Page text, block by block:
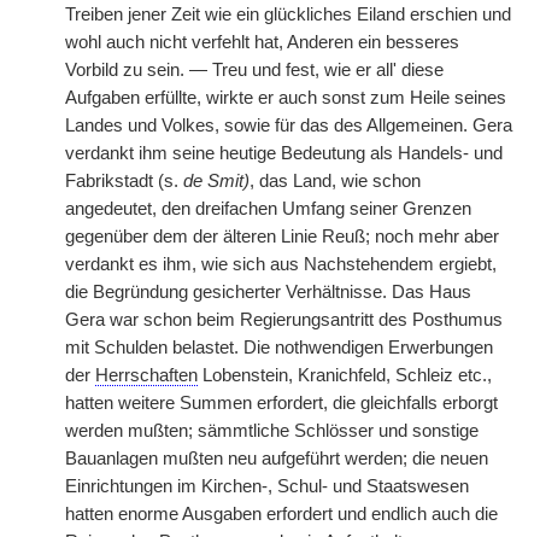
Treiben jener Zeit wie ein glückliches Eiland erschien und
wohl auch nicht verfehlt hat, Anderen ein besseres
Vorbild zu sein. — Treu und fest, wie er all' diese
Aufgaben erfüllte, wirkte er auch sonst zum Heile seines
Landes und Volkes, sowie für das des Allgemeinen. Gera
verdankt ihm seine heutige Bedeutung als Handels- und
Fabrikstadt (s. de Smit), das Land, wie schon
angedeutet, den dreifachen Umfang seiner Grenzen
gegenüber dem der älteren Linie Reuß; noch mehr aber
verdankt es ihm, wie sich aus Nachstehendem ergiebt,
die Begründung gesicherter Verhältnisse. Das Haus
Gera war schon beim Regierungsantritt des Posthumus
mit Schulden belastet. Die nothwendigen Erwerbungen
der Herrschaften Lobenstein, Kranichfeld, Schleiz etc.,
hatten weitere Summen erfordert, die gleichfalls erborgt
werden mußten; sämmtliche Schlösser und sonstige
Bauanlagen mußten neu aufgeführt werden; die neuen
Einrichtungen im Kirchen-, Schul- und Staatswesen
hatten enorme Ausgaben erfordert und endlich auch die